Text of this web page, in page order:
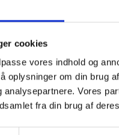
cookies
vores indhold og
oplysninger om din brug
analysepartnere. Vores
fra din brug af
om
for at dele erfaringer,
og frivillige
bedre og mere